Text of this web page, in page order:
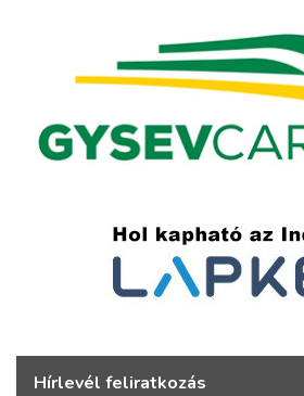
Hírlevél feliratkozás